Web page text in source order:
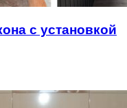
с установкой